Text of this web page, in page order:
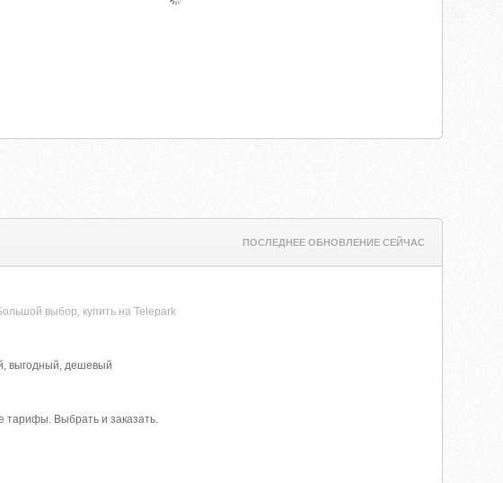
ПОСЛЕДНЕЕ ОБНОВЛЕНИЕ СЕЙЧАС
выбор, купить на Telepark
выгодный, дешевый
тарифы. Выбрать и заказать.